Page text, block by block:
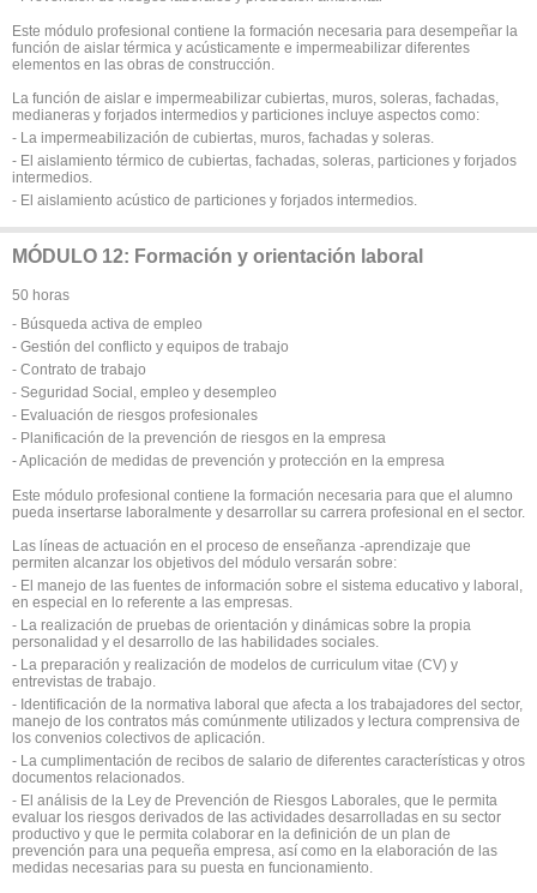
Este módulo profesional contiene la formación necesaria para desempeñar la
función de aislar térmica y acústicamente e impermeabilizar diferentes
elementos en las obras de construcción.
La función de aislar e impermeabilizar cubiertas, muros, soleras, fachadas,
medianeras y forjados intermedios y particiones incluye aspectos como:
- La impermeabilización de cubiertas, muros, fachadas y soleras.
- El aislamiento térmico de cubiertas, fachadas, soleras, particiones y forjados
intermedios.
- El aislamiento acústico de particiones y forjados intermedios.
MÓDULO 12: Formación y orientación laboral
50 horas
- Búsqueda activa de empleo
- Gestión del conflicto y equipos de trabajo
- Contrato de trabajo
- Seguridad Social, empleo y desempleo
- Evaluación de riesgos profesionales
- Planificación de la prevención de riesgos en la empresa
- Aplicación de medidas de prevención y protección en la empresa
Este módulo profesional contiene la formación necesaria para que el alumno
pueda insertarse laboralmente y desarrollar su carrera profesional en el sector.
Las líneas de actuación en el proceso de enseñanza -aprendizaje que
permiten alcanzar los objetivos del módulo versarán sobre:
- El manejo de las fuentes de información sobre el sistema educativo y laboral,
en especial en lo referente a las empresas.
- La realización de pruebas de orientación y dinámicas sobre la propia
personalidad y el desarrollo de las habilidades sociales.
- La preparación y realización de modelos de curriculum vitae (CV) y
entrevistas de trabajo.
- Identificación de la normativa laboral que afecta a los trabajadores del sector,
manejo de los contratos más comúnmente utilizados y lectura comprensiva de
los convenios colectivos de aplicación.
- La cumplimentación de recibos de salario de diferentes características y otros
documentos relacionados.
- El análisis de la Ley de Prevención de Riesgos Laborales, que le permita
evaluar los riesgos derivados de las actividades desarrolladas en su sector
productivo y que le permita colaborar en la definición de un plan de
prevención para una pequeña empresa, así como en la elaboración de las
medidas necesarias para su puesta en funcionamiento.